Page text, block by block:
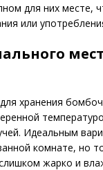
для них месте,
или
хранения
Идеальным
комнате, но
жарко и